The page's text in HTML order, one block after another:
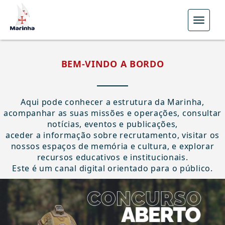
Menu
Notícias
BEM-VINDO A BORDO
​​​Aqui pode conhecer a estrutura da Marinha,
acompanhar as suas missões e operações, consultar
notícias, eventos e publicações,
aceder a informação sobre recrutamento, ​visitar os
nossos espaços de memória e cultura, e explorar
recursos educativos e institucionais.
Este é um canal digital orientado para o público.​​